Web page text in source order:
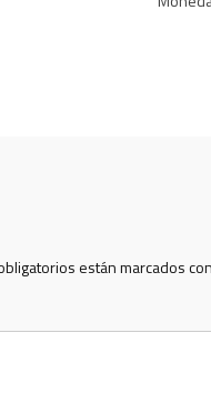
están marcados con